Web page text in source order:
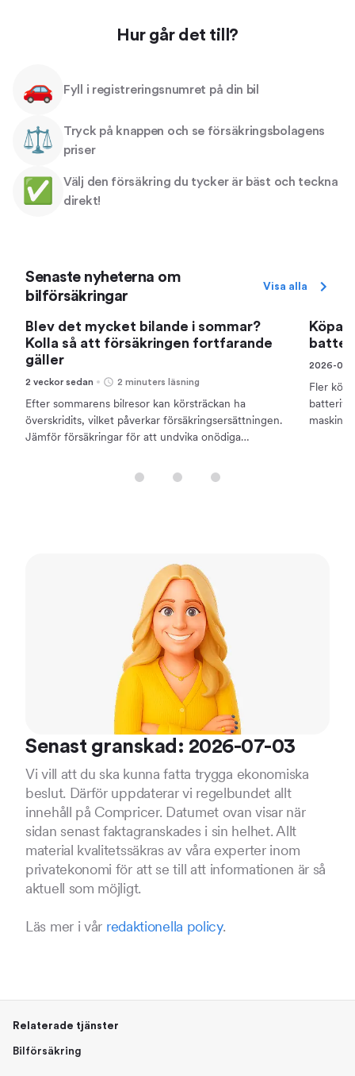
Hur går det till?
🚗 Fyll i registreringsnumret på din bil
⚖️
Tryck på knappen och se försäkringsbolagens
priser
✅
Välj den försäkring du tycker är bäst och teckna
direkt!
Senaste nyheterna om
bilförsäkringar
Visa alla
Blev det mycket bilande i sommar?
Kolla så att försäkringen fortfarande
gäller
2 veckor sedan 2 minuters läsning
Efter sommarens bilresor kan körsträckan ha
överskridits, vilket påverkar försäkringsersättningen.
Jämför försäkringar för att undvika onödiga
Köpa
2026-06-
Fler
Senast granskad: 2026-07-03
Vi vill att du ska kunna fatta trygga ekonomiska
beslut. Därför uppdaterar vi regelbundet allt
innehåll på Compricer. Datumet ovan visar när
sidan senast faktagranskades i sin helhet. Allt
material kvalitetssäkras av våra experter inom
privatekonomi för att se till att informationen är så
aktuell som möjligt.
Läs mer i vår redaktionella policy.
Relaterade tjänster
Bilförsäkring